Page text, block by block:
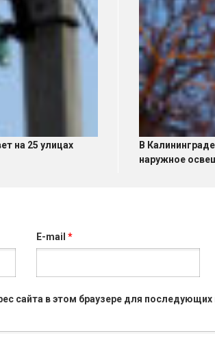
на 25 улицах
В
наружное
E-mail*
сайта в этом браузере для